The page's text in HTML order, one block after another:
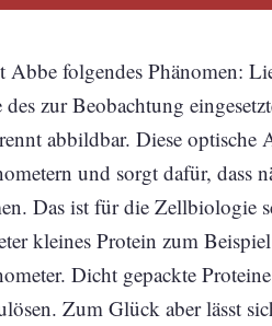
folgendes Phänomen:
zur Beobachtung
abbildbar. Diese optische
und sorgt dafür, dass
Das ist für die Zellbiologie
kleines Protein zum
Dicht gepackte
Zum Glück aber lässt